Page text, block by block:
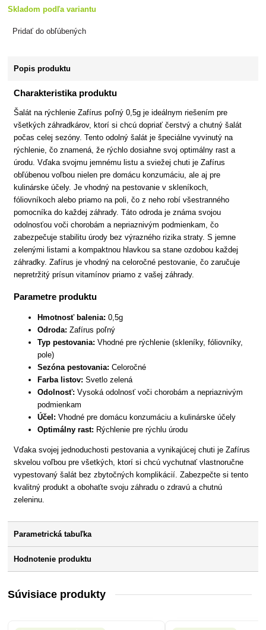
Skladom podľa variantu
Pridať do obľúbených
Popis produktu
Charakteristika produktu
Šalát na rýchlenie Zafírus poľný 0,5g je ideálnym riešením pre
všetkých záhradkárov, ktorí si chcú dopriať čerstvý a chutný šalát
počas celej sezóny. Tento odolný šalát je špeciálne vyvinutý na
rýchlenie, čo znamená, že rýchlo dosiahne svoj optimálny rast a
úrodu. Vďaka svojmu jemnému listu a sviežej chuti je Zafírus
obľúbenou voľbou nielen pre domácu konzumáciu, ale aj pre
kulinárske účely. Je vhodný na pestovanie v skleníkoch,
fóliovníkoch alebo priamo na poli, čo z neho robí všestranného
pomocníka do každej záhrady. Táto odroda je známa svojou
odolnosťou voči chorobám a nepriaznivým podmienkam, čo
zabezpečuje stabilitu úrody bez výrazného rizika straty. S jemne
zelenými listami a kompaktnou hlavkou sa stane ozdobou každej
záhradky. Zafírus je vhodný na celoročné pestovanie, čo zaručuje
nepretržitý prísun vitamínov priamo z vašej záhrady.
Parametre produktu
Hmotnosť balenia: 0,5g
Odroda: Zafírus poľný
Typ pestovania: Vhodné pre rýchlenie (skleníky, fóliovníky,
pole)
Sezóna pestovania: Celoročné
Farba listov: Svetlo zelená
Odolnosť: Vysoká odolnosť voči chorobám a nepriaznivým
podmienkam
Účel: Vhodné pre domácu konzumáciu a kulinárske účely
Optimálny rast: Rýchlenie pre rýchlu úrodu
Vďaka svojej jednoduchosti pestovania a vynikajúcej chuti je Zafírus
skvelou voľbou pre všetkých, ktorí si chcú vychutnať vlastnoručne
vypestovaný šalát bez zbytočných komplikácií. Zabezpečte si tento
kvalitný produkt a obohaťte svoju záhradu o zdravú a chutnú
zeleninu.
Parametrická tabuľka
Hodnotenie produktu
Súvisiace produkty